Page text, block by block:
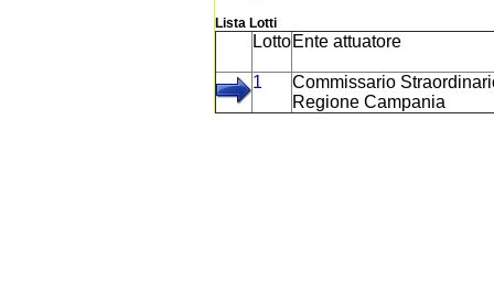
Lista Lotti
LottoEnte attuatore
1
Commissario
Regione Campania